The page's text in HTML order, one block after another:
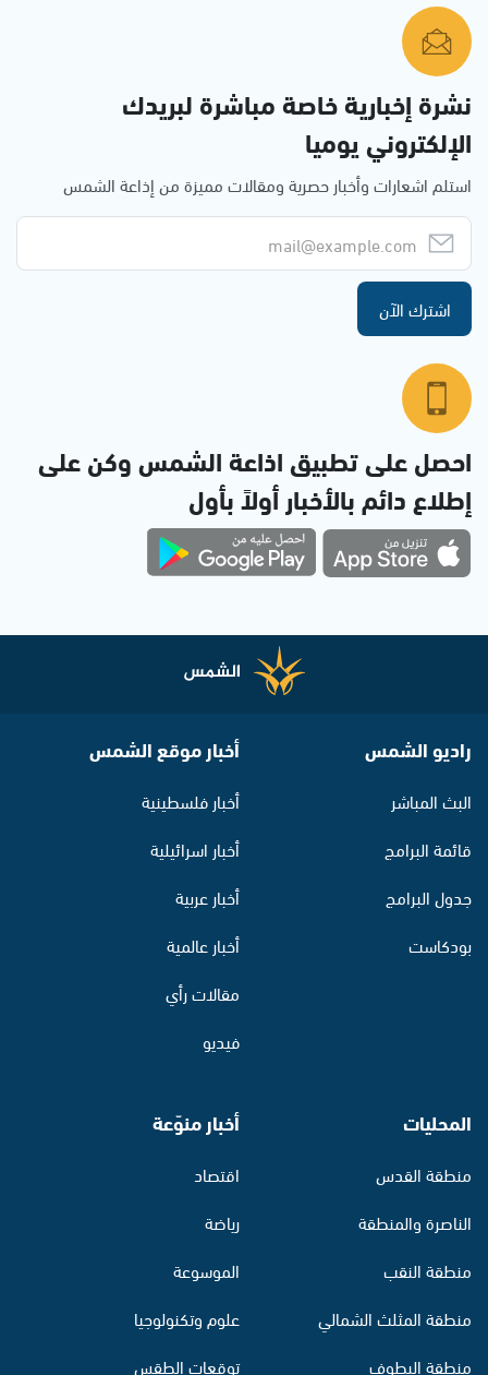
نشرة إخبارية خاصة مباشرة لبريدك
الإلكتروني يوميا
استلم اشعارات وأخبار حصرية ومقالات مميزة من إذاعة الشمس
اشترك الآن
احصل على تطبيق اذاعة الشمس وكن على
إطلاع دائم بالأخبار أولاً بأول
راديو الشمس
البث المباشر
قائمة البرامج
جدول البرامج
بودكاست
أخبار موقع الشمس
أخبار فلسطينية
أخبار اسرائيلية
أخبار عربية
أخبار عالمية
مقالات رأي
فيديو
المحليات
منطقة القدس
الناصرة والمنطقة
منطقة النقب
منطقة المثلث الشمالي
منطقة البطوف
أخبار منوّعة
اقتصاد
رياضة
الموسوعة
علوم وتكنولوجيا
توقعات الطقس